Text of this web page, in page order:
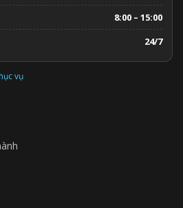
8:00 – 15:00
24/7
vụ